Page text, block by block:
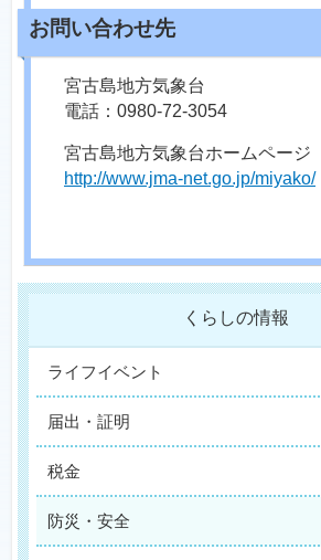
宮古島地方気象台
電話：0980-72-3054
宮古島地方気象台ホームページ
http://www.jma-net.go.jp/miyako/
くらしの情報
ライフイベント
届出・証明
税金
防災・安全